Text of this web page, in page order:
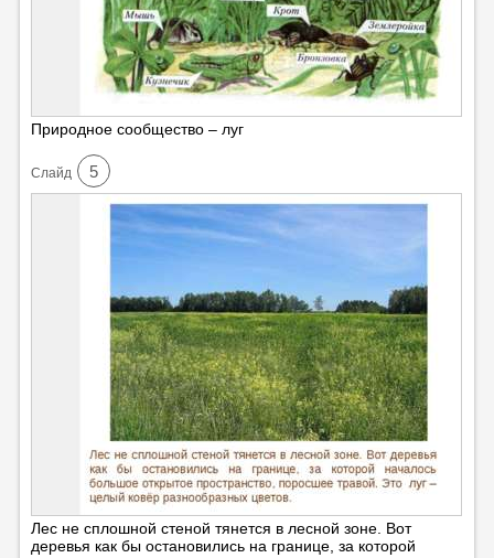
Природное сообщество – луг
Cлайд 5
Лес не сплошной стеной тянется в лесной зоне. Вот
деревья как бы остановились на границе, за которой